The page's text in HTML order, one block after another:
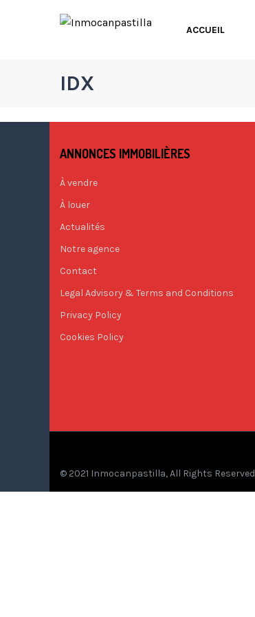
ACCUEIL
IDX
ANNONCES IMMOBILIÈRES
À vendre
À louer
Actualités
Notre agence
Contact
Legal Advisory & Terms and Conditions
Privacy Policy
Cookies Policy
© 2021 Inmocanpastilla, All Rights Reserved